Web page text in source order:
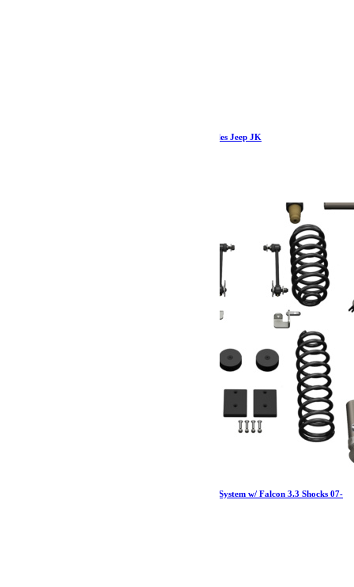
Teraflex Barre Panhard arrière réglable à rotules Jeep JK
Jeep JK 2 Door 1.5 Inch Sport ST1 Suspension System w/ Falcon 3.3 Shocks 07-